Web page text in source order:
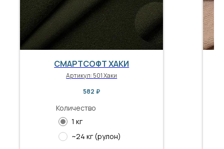
СМАРТСОФТ ХАКИ
Артикул: 501 Хаки
582 ₽
Количество
1 кг
~24 кг (рулон)